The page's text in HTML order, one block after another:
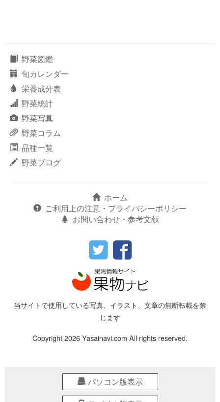
野菜図鑑
旬カレンダー
栄養成分表
野菜統計
野菜写真
野菜コラム
品種一覧
野菜ブログ
ホーム
ご利用上の注意・プライバシーポリシー
お問い合わせ・参考文献
当サイトで使用している写真、イラスト、文章の無断転載を禁
じます
Copyright 2026 Yasainavi.com All rights reserved.
パソコン版表示